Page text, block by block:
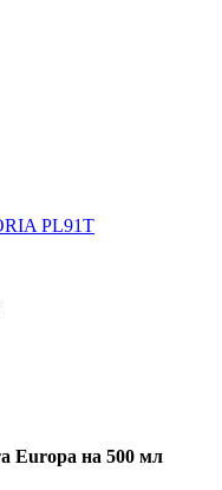
PL91T
Europa на 500 мл